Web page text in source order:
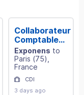
Collaborateur
Comptable
Confirmé -
Paris 12e
(F/H)
Exponens to
Paris (75),
France
CDI
3 days ago